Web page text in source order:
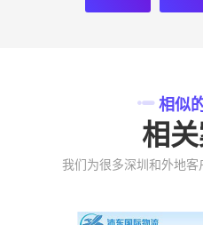
相似
相
我们为很多深圳和外地